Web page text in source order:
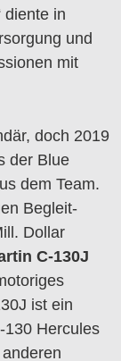
diente in
und
mit
doch 2019
der Blue
dem Team.
Begleit-
Dollar
C-130J
ist ein
130 Hercules